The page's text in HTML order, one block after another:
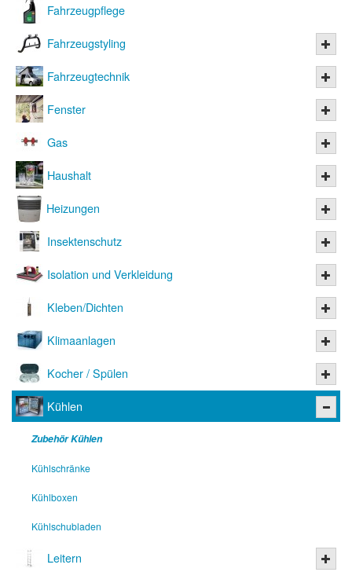
Fahrzeugpflege
Fahrzeugstyling
Fahrzeugtechnik
Fenster
Gas
Haushalt
Heizungen
Insektenschutz
Isolation und Verkleidung
Kleben/Dichten
Klimaanlagen
Kocher / Spülen
Kühlen
Zubehör Kühlen
Kühlschränke
Kühlboxen
Kühlschubladen
Leitern